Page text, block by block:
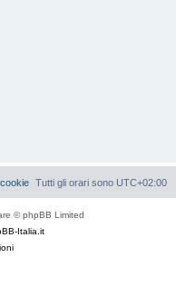
Tutti gli orari sono UTC+02:00
© phpBB Limited
Italia.it